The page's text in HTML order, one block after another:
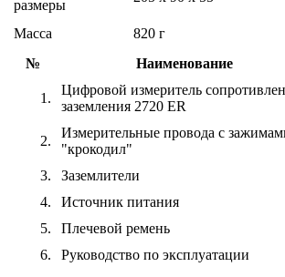
размеры
Масса
820 г
№
Наименование
1.
Цифровой измеритель
заземления 2720 ER
2.
Измерительные провода с
"крокодил"
3. Заземлители
4.
Источник питания
5.
Плечевой ремень
6.
Руководство по эксплуатации